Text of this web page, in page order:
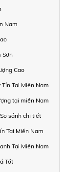
Nam
Sơn
Cao
Tại Miền Nam
tại miền Nam
sánh chi tiết
Tại Miền Nam
Tại Miền Nam
Tốt